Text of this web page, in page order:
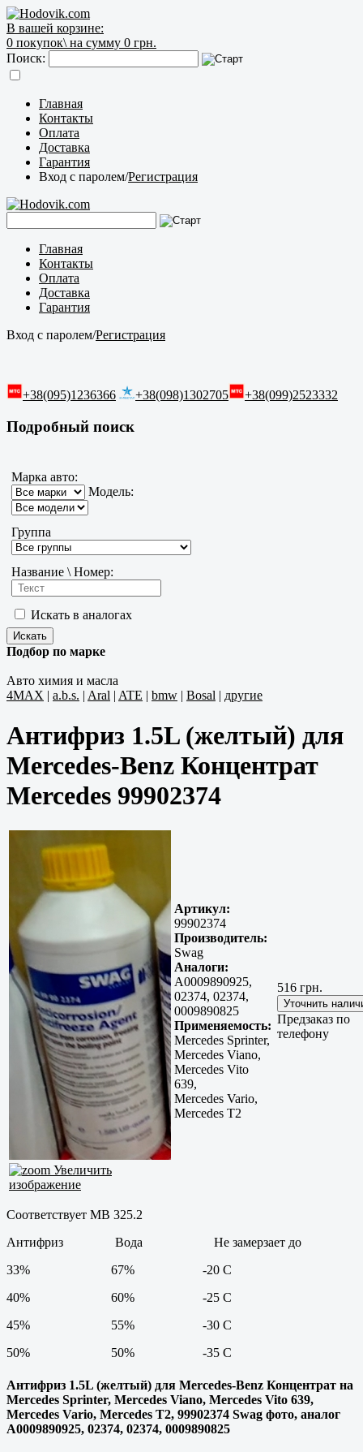
В вашей корзине:
0 покупок\ на сумму 0 грн.
Поиск:
Главная
Контакты
Оплата
Доставка
Гарантия
Вход с паролем/Регистрация
Главная
Контакты
Оплата
Доставка
Гарантия
Вход с паролем/Регистрация
+38(095)1236366 +38(098)1302705 +38(099)2523332
Подробный поиск
Марка авто:
Модель:
Группа
Название \ Номер:
Искать в аналогах
Подбор по марке
Авто химия и масла
4MAX | a.b.s. | Aral | ATE | bmw | Bosal | другие
Антифриз 1.5L (желтый) для
Mercedes-Benz Концентрат
Mercedes 99902374
Увеличить
изображение
Артикул:
99902374
Производитель:
Swag
Аналоги:
A0009890925,
02374, 02374,
0009890825
Применяемость:
Mercedes Sprinter,
Mercedes Viano,
Mercedes Vito
639,
Mercedes Vario,
Mercedes T2
516 грн.
Предзаказ по
телефону
Соответствует MB 325.2
Антифриз Вода Не замерзает до
33% 67% -20 C
40% 60% -25 C
45% 55% -30 C
50% 50% -35 C
Антифриз 1.5L (желтый) для Mercedes-Benz Концентрат на
Mercedes Sprinter, Mercedes Viano, Mercedes Vito 639,
Mercedes Vario, Mercedes T2, 99902374 Swag фото, аналог
A0009890925, 02374, 02374, 0009890825